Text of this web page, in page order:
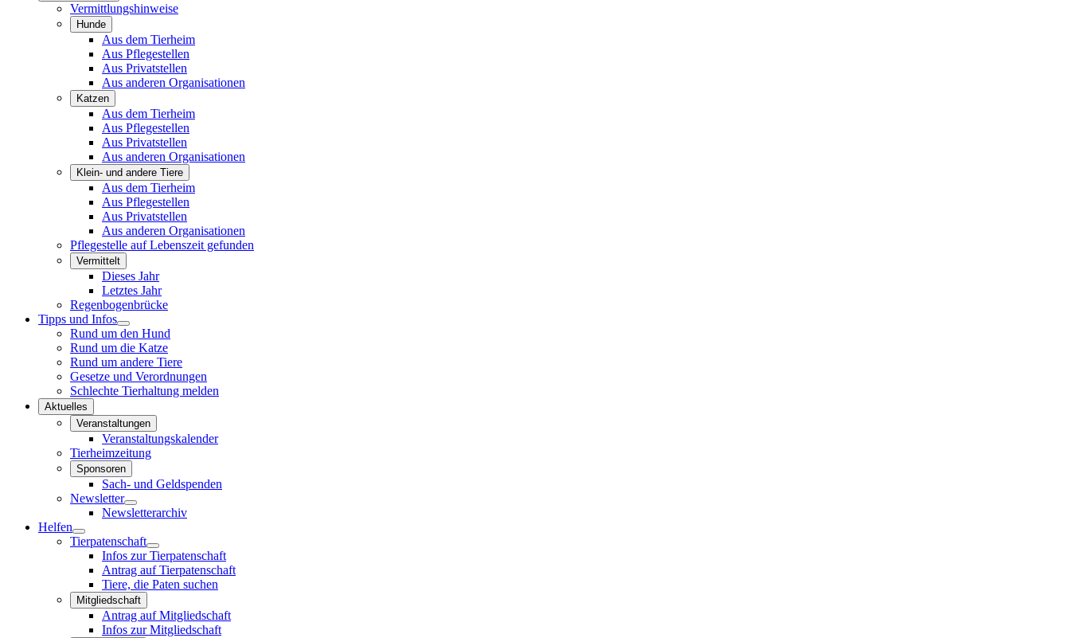
Vermittlungshinweise
Hunde
Aus dem Tierheim
Aus Pflegestellen
Aus Privatstellen
Aus anderen Organisationen
Katzen
Aus dem Tierheim
Aus Pflegestellen
Aus Privatstellen
Aus anderen Organisationen
Klein- und andere Tiere
Aus dem Tierheim
Aus Pflegestellen
Aus Privatstellen
Aus anderen Organisationen
Pflegestelle auf Lebenszeit gefunden
Vermittelt
Dieses Jahr
Letztes Jahr
Regenbogenbrücke
Tipps und Infos
Rund um den Hund
Rund um die Katze
Rund um andere Tiere
Gesetze und Verordnungen
Schlechte Tierhaltung melden
Aktuelles
Veranstaltungen
Veranstaltungskalender
Tierheimzeitung
Sponsoren
Sach- und Geldspenden
Newsletter
Newsletterarchiv
Helfen
Tierpatenschaft
Infos zur Tierpatenschaft
Antrag auf Tierpatenschaft
Tiere, die Paten suchen
Mitgliedschaft
Antrag auf Mitgliedschaft
Infos zur Mitgliedschaft